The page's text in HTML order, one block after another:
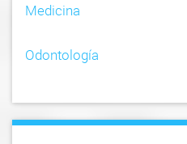
Medicina
Odontología